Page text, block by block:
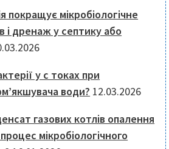
покращує мікробіологічне
і дренаж у септику або
у с токах при
води? 12.03.2026
газових котлів опалення
мікробіологічного